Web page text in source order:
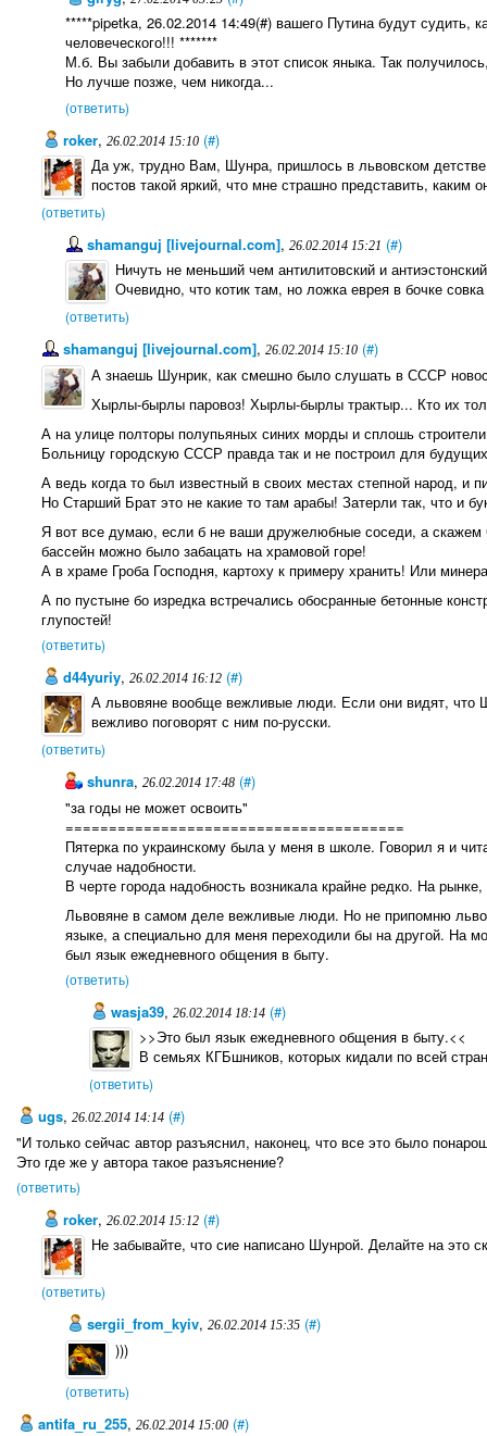
*****pipetka, 26.02.2014 14:49(#) вашего Путина будут судить,
человеческого!!! *******
М.б. Вы забыли добавить в этот список яныка. Так
Но лучше позже, чем никогда...
(ответить)
roker, 26.02.2014 15:10 (#)
Да уж, трудно Вам, Шунра, пришлось в львовском
постов такой яркий, что мне страшно представить, каким
(ответить)
shamanguj [livejournal.com],26.02.2014 15:21 (#)
Ничуть не меньший чем антилитовский и
Очевидно, что котик там, но ложка еврея в бочке
(ответить)
shamanguj [livejournal.com], 26.02.2014 15:10 (#)
А знаешь Шунрик, как смешно было слушать в СССР
Хырлы-бырлы паровоз! Хырлы-бырлы трактыр... Кто их
А на улице полторы полупьяных синих морды и сплошь
Больницу городскую СССР правда так и не построил для
А ведь когда то был известный в своих местах степной народ, и
Но Старший Брат это не какие то там арабы! Затерли так, что и
Я вот все думаю, если б не ваши дружелюбные соседи, а скажем
бассейн можно было забацать на храмовой горе!
А в храме Гроба Господня, картоху к примеру хранить! Или
А по пустыне бо изредка встречались обосранные бетонные
глупостей!
(ответить)
d44yuriy, 26.02.2014 16:12 (#)
А львовяне вообще вежливые люди. Если они видят, что
вежливо поговорят с ним по-русски.
(ответить)
shunra,26.02.2014 17:48 (#)
"за годы не может освоить"
=======================================
Пятерка по украинскому была у меня в школе. Говорил я и
случае надобности.
В черте города надобность возникала крайне редко. На
Львовяне в самом деле вежливые люди. Но не припомню
языке, а специально для меня переходили бы на другой. На
был язык ежедневного общения в быту.
(ответить)
wasja39, 26.02.2014 18:14 (#)
>>Это был язык ежедневного общения в быту.<<
В семьях КГБшников, которых кидали по всей
(ответить)
ugs, 26.02.2014 14:14 (#)
"И только сейчас автор разъяснил, наконец, что все это было
Это где же у автора такое разъяснение?
(ответить)
roker, 26.02.2014 15:12 (#)
Не забывайте, что сие написано Шунрой. Делайте на это
(ответить)
sergii_from_kyiv,26.02.2014 15:35 (#)
)))
(ответить)
antifa_ru_255, 26.02.2014 15:00 (#)